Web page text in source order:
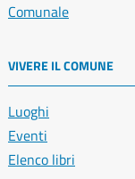
Comunale
VIVERE IL COMUNE
Luoghi
Eventi
Elenco libri